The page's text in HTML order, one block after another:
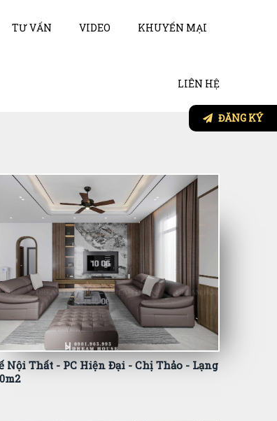
TƯ VẤN VIDEO KHUYẾN MẠI
LIÊN HỆ
Nội Thất - PC Hiện Đại - Chị Thảo - Lạng
ĐĂNG KÝ